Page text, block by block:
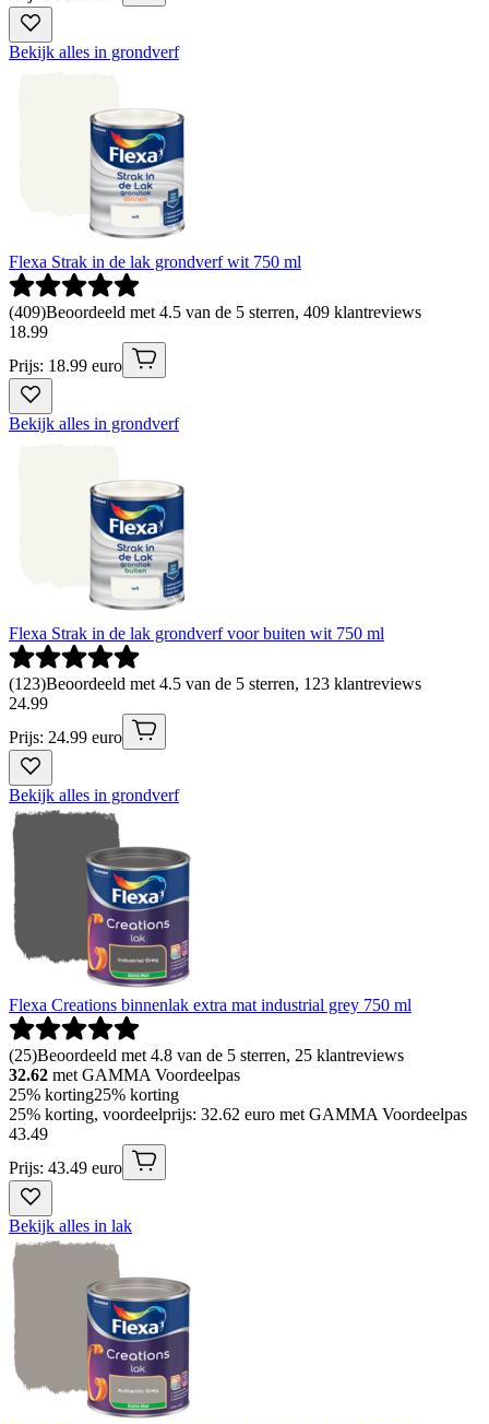
Bekijk alles in grondverf
Flexa Strak in de lak grondverf wit 750 ml
(409)Beoordeeld met 4.5 van de 5 sterren, 409 klantreviews
18.99
Prijs: 18.99 euro
Bekijk alles in grondverf
Flexa Strak in de lak grondverf voor buiten wit 750 ml
(123)Beoordeeld met 4.5 van de 5 sterren, 123 klantreviews
24.99
Prijs: 24.99 euro
Bekijk alles in grondverf
Flexa Creations binnenlak extra mat industrial grey 750 ml
(25)Beoordeeld met 4.8 van de 5 sterren, 25 klantreviews
32.62 met GAMMA Voordeelpas
25% korting25% korting
25% korting, voordeelprijs: 32.62 euro met GAMMA Voordeelpas
43.49
Prijs: 43.49 euro
Bekijk alles in lak